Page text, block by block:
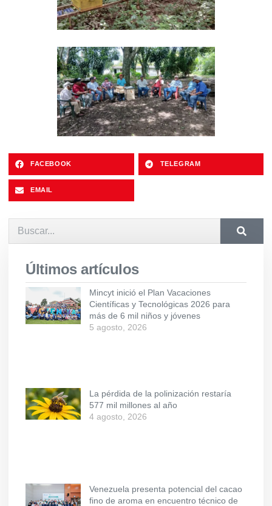
FACEBOOK TELEGRAM
EMAIL
Últimos artículos
Mincyt inició el Plan Vacaciones
Científicas y Tecnológicas 2026 para
más de 6 mil niños y jóvenes
5 agosto, 2026
La pérdida de la polinización restaría
577 mil millones al año
4 agosto, 2026
Venezuela presenta potencial del cacao
fino de aroma en encuentro técnico de